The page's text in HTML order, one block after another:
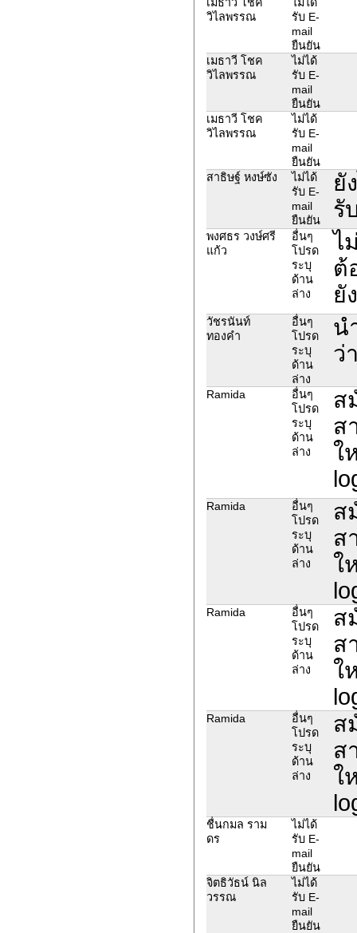
วิไลพรรณ
รับ E-
mail
ยืนยัน
เมธาวี โชค
วิไลพรรณ
ไม่ได้
รับ E-
mail
ยืนยัน
เมธาวี โชค
วิไลพรรณ
ไม่ได้
รับ E-
mail
ยืนยัน
สาธิษฐ์ หงษ์ซัง
ไม่ได้
รับ E-
mail
ยืนยัน
ยั
รั
พงศธร วงษ์ศรี
แก้ว
อื่นๆ
โปรด
ระบุ
ด้าน
ล่าง
ไ
ต้
ยั
วัชรนันท์
ทองคำ
อื่นๆ
โปรด
ระบุ
ด้าน
ล่าง
น
ว่
Ramida
อื่นๆ
โปรด
ระบุ
ด้าน
ล่าง
ส
ส
ใ
Ramida
อื่นๆ
โปรด
ระบุ
ด้าน
ล่าง
ส
ส
ใ
Ramida
อื่นๆ
โปรด
ระบุ
ด้าน
ล่าง
ส
ส
ใ
Ramida
อื่นๆ
โปรด
ระบุ
ด้าน
ล่าง
ส
ส
ใ
ชื่นกมล ราม
ดร
ไม่ได้
รับ E-
mail
ยืนยัน
จิตธิวัธน์ นิล
วรรณ
ไม่ได้
รับ E-
mail
ยืนยัน